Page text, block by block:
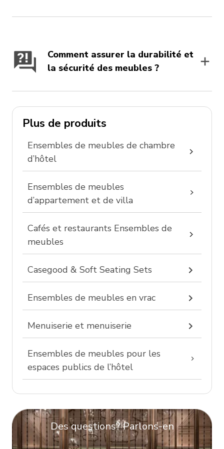
Comment assurer la durabilité et
la sécurité des meubles ?
Plus de produits
Ensembles de meubles de chambre
d’hôtel
Ensembles de meubles
d’appartement et de villa
Cafés et restaurants Ensembles de
meubles
Casegood & Soft Seating Sets
Ensembles de meubles en vrac
Menuiserie et menuiserie
Ensembles de meubles pour les
espaces publics de l’hôtel
Des questions? Parlons-en